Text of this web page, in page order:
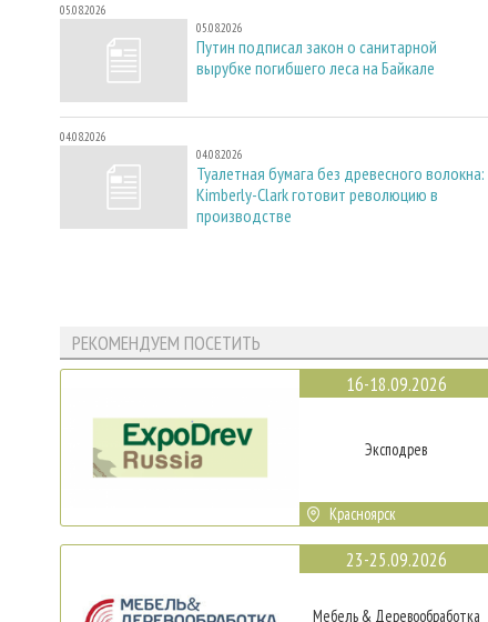
05.08.2026
05.08.2026
Путин подписал закон о санитарной
вырубке погибшего леса на Байкале
04.08.2026
04.08.2026
Туалетная бумага без древесного волокна:
Kimberly-Clark готовит революцию в
производстве
РЕКОМЕНДУЕМ ПОСЕТИТЬ
16-18.09.2026
Эксподрев
Красноярск
23-25.09.2026
Мебель & Деревообработка